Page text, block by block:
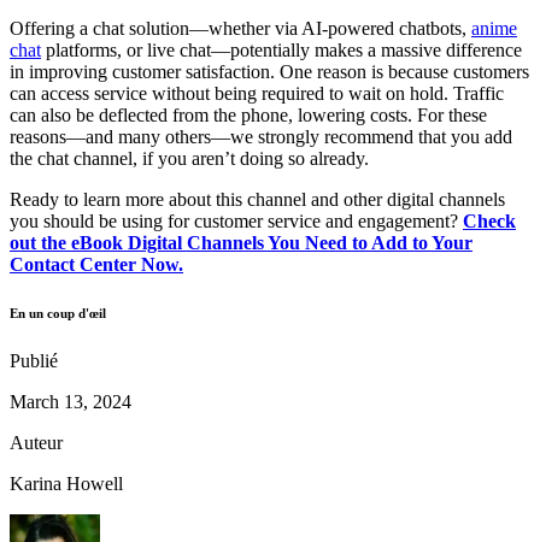
Offering a chat solution—whether via AI-powered chatbots, anime
chat platforms, or live chat—potentially makes a massive difference
in improving customer satisfaction. One reason is because customers
can access service without being required to wait on hold. Traffic
can also be deflected from the phone, lowering costs. For these
reasons—and many others—we strongly recommend that you add
the chat channel, if you aren’t doing so already.
Ready to learn more about this channel and other digital channels
you should be using for customer service and engagement? Check
out the eBook Digital Channels You Need to Add to Your
Contact Center Now.
En un coup d'œil
Publié
March 13, 2024
Auteur
Karina Howell